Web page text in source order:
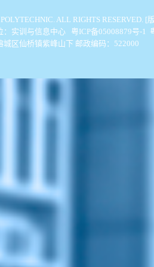
POLYTECHNIC. ALL
：实训与信息中心 粤ICP备05008879号-1
城区仙桥镇紫峰山下 邮政编码：522000